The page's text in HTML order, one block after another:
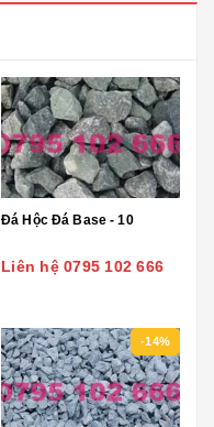
Đá Hộc Đá Base - 10
Liên hệ 0795 102 666
-14%